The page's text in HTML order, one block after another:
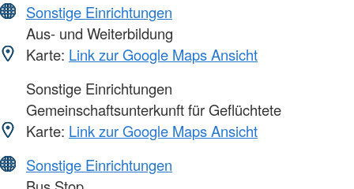
Sonstige Einrichtungen
Aus- und Weiterbildung
Karte: Link zur Google Maps Ansicht
Sonstige Einrichtungen
Gemeinschaftsunterkunft für Geflüchtete
Karte: Link zur Google Maps Ansicht
Sonstige Einrichtungen